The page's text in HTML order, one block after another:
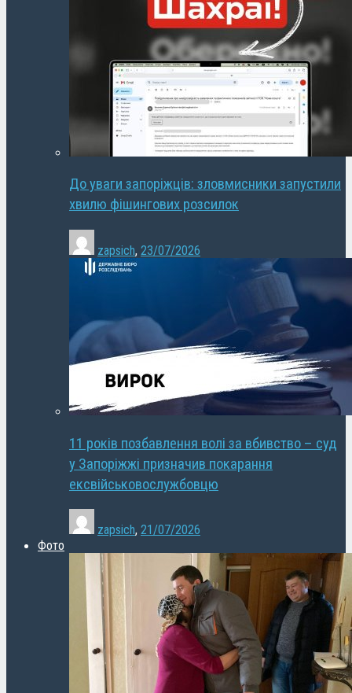
До уваги запоріжців: зловмисники запустили
хвилю фішингових розсилок
zapsich, 23/07/2026
11 років позбавлення волі за вбивство – суд
у Запоріжжі призначив покарання
ексвійськовослужбовцю
zapsich, 21/07/2026
Фото